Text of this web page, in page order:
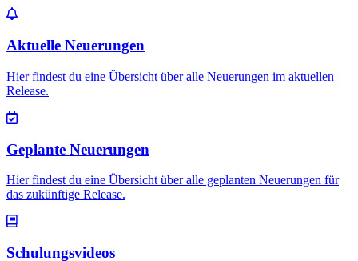
Aktuelle Neuerungen
Hier findest du eine Übersicht über alle Neuerungen im aktuellen
Release.
Geplante Neuerungen
Hier findest du eine Übersicht über alle geplanten Neuerungen für
das zukünftige Release.
Schulungsvideos